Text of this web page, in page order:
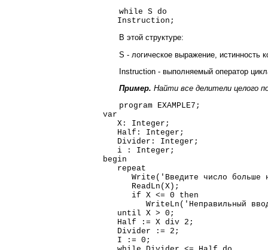
while S do
Instruction;
В этой структуре:
S - логическое выражение, истинность
Instruction - выполняемый оператор
Пример. Найти все делители целого
program EXAMPLE7;
var
X: Integer;
Half: Integer;
Divider: Integer;
i : Integer;
begin
repeat
Write('Введите число больше
ReadLn(X);
if X <= 0 then
WriteLn('Неправильный
until X > 0;
Half := X div 2;
Divider := 2;
I := 0;